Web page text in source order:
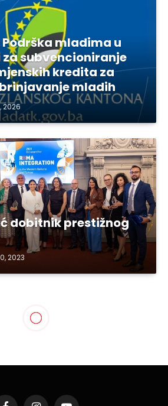
mladima u
za subvencioniranje
kredita za
mladih
2026
dobitnik prestižnog
2023